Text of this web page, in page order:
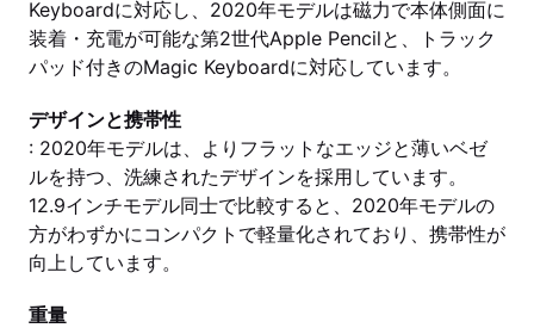
Keyboardに対応し、2020年モデルは磁力で本体側面に
装着・充電が可能な第2世代Apple Pencilと、トラック
パッド付きのMagic Keyboardに対応しています。
デザインと携帯性
: 2020年モデルは、よりフラットなエッジと薄いベゼ
ルを持つ、洗練されたデザインを採用しています。
12.9インチモデル同士で比較すると、2020年モデルの
方がわずかにコンパクトで軽量化されており、携帯性が
向上しています。
重量